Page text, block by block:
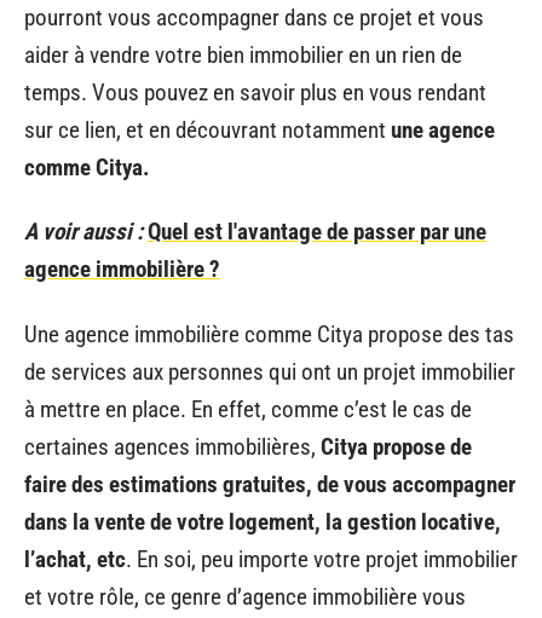
pourront vous accompagner dans ce projet et vous
aider à vendre votre bien immobilier en un rien de
temps. Vous pouvez en savoir plus en vous rendant
sur ce lien, et en découvrant notamment une agence
comme Citya.
A voir aussi :Quel est l'avantage de passer par une
agence immobilière ?
Une agence immobilière comme Citya propose des tas
de services aux personnes qui ont un projet immobilier
à mettre en place. En effet, comme c’est le cas de
certaines agences immobilières, Citya propose de
faire des estimations gratuites, de vous accompagner
dans la vente de votre logement, la gestion locative,
l’achat, etc. En soi, peu importe votre projet immobilier
et votre rôle, ce genre d’agence immobilière vous